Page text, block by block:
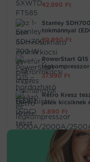
42.990 Ft
Stanley
tokmánnyal
20.990Ft
PowerStart
37.990 Ft
Retro Kresz
játék kicsiknek
5.890 Ft